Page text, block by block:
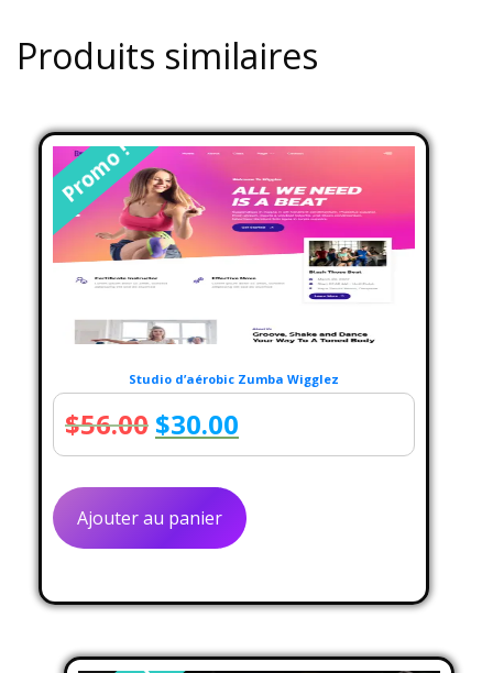
Produits similaires
Promo !
Studio d’aérobic Zumba Wigglez
$56.00 Le
prix
était :
$30.00
prix
actuel
est :
Ajouter au panier